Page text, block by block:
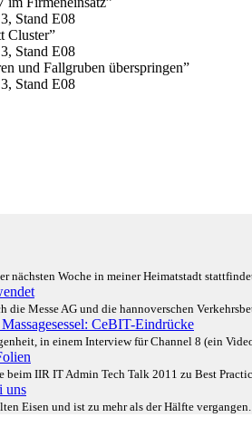
Stand E08
Cluster”
Stand E08
und Fallgruben überspringen”
Stand E08
nächsten Woche in meiner Heimatstadt
Messe AG und die hannoverschen
CeBIT-Eindrücke
in einem Interview für Channel 8 (ein
IIR IT Admin Tech Talk 2011 zu Best
uns
Eisen und ist zu mehr als der Hälfte vergangen.